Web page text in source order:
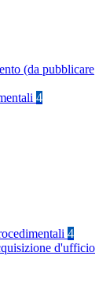
(da pubblicare
4
4
d'ufficio